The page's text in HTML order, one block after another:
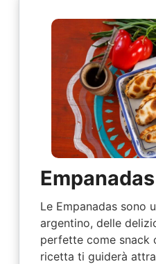
Le Empanadas sono
argentino, delle
perfette come snack
ricetta ti guiderà